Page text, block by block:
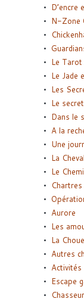
D’encre
N-Zone
Le Tarot
Le Jade
Les
Le
Dans le
A la
Une
La
Le
Aurore
Les
La
Autres
Escape